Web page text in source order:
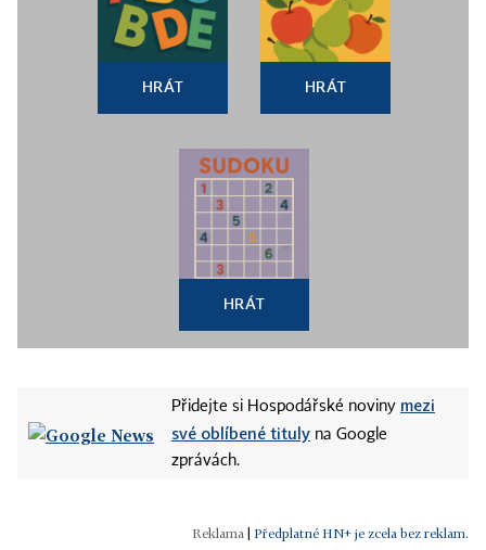
HRÁT HRÁT
HRÁT
Přidejte si Hospodářské noviny mezi
své oblíbené tituly na Google
zprávách.
Předplatné HN+ je zcela bez reklam.